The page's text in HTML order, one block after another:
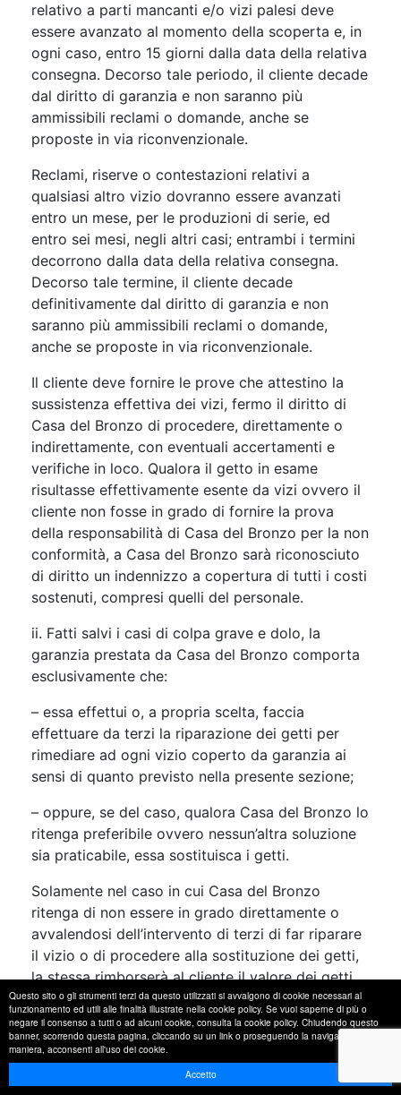
Accetto
Questo sito o gli strumenti terzi da questo utilizzati si avvalgono di cookie necessari al
funzionamento ed utili alle finalità illustrate nella cookie policy. Se vuoi saperne di più o
negare il consenso a tutti o ad alcuni cookie, consulta la cookie policy. Chiudendo questo
banner, scorrendo questa pagina, cliccando su un link o proseguendo la navigazione in altra
maniera, acconsenti all'uso dei cookie.
relativo a parti mancanti e/o vizi palesi deve
essere avanzato al momento della scoperta e, in
ogni caso, entro 15 giorni dalla data della relativa
consegna. Decorso tale periodo, il cliente decade
dal diritto di garanzia e non saranno più
ammissibili reclami o domande, anche se
proposte in via riconvenzionale.
Reclami, riserve o contestazioni relativi a
qualsiasi altro vizio dovranno essere avanzati
entro un mese, per le produzioni di serie, ed
entro sei mesi, negli altri casi; entrambi i termini
decorrono dalla data della relativa consegna.
Decorso tale termine, il cliente decade
definitivamente dal diritto di garanzia e non
saranno più ammissibili reclami o domande,
anche se proposte in via riconvenzionale.
Il cliente deve fornire le prove che attestino la
sussistenza effettiva dei vizi, fermo il diritto di
Casa del Bronzo di procedere, direttamente o
indirettamente, con eventuali accertamenti e
verifiche in loco. Qualora il getto in esame
risultasse effettivamente esente da vizi ovvero il
cliente non fosse in grado di fornire la prova
della responsabilità di Casa del Bronzo per la non
conformità, a Casa del Bronzo sarà riconosciuto
di diritto un indennizzo a copertura di tutti i costi
sostenuti, compresi quelli del personale.
ii. Fatti salvi i casi di colpa grave e dolo, la
garanzia prestata da Casa del Bronzo comporta
esclusivamente che:
– essa effettui o, a propria scelta, faccia
effettuare da terzi la riparazione dei getti per
rimediare ad ogni vizio coperto da garanzia ai
sensi di quanto previsto nella presente sezione;
– oppure, se del caso, qualora Casa del Bronzo lo
ritenga preferibile ovvero nessun’altra soluzione
sia praticabile, essa sostituisca i getti.
Solamente nel caso in cui Casa del Bronzo
ritenga di non essere in grado direttamente o
avvalendosi dell’intervento di terzi di far riparare
il vizio o di procedere alla sostituzione dei getti,
la stessa rimborserà al cliente il valore dei getti
non conformi nei limiti specificati al successivo
punto iii).
Pertanto, la garanzia di Casa del Bronzo non si
estende in nessun caso alla copertura delle: